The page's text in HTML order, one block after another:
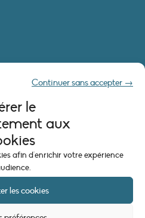
le
aux
afin d'enrichir votre expérience
les cookies
Continuer sans accepter →